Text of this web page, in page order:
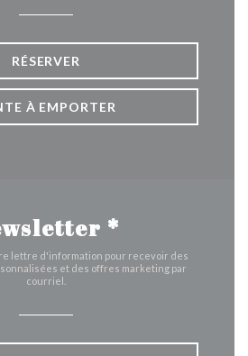
RÉSERVER
À EMPORTER
*
lettre d'information pour recevoir des
et des offres marketing par
courriel.